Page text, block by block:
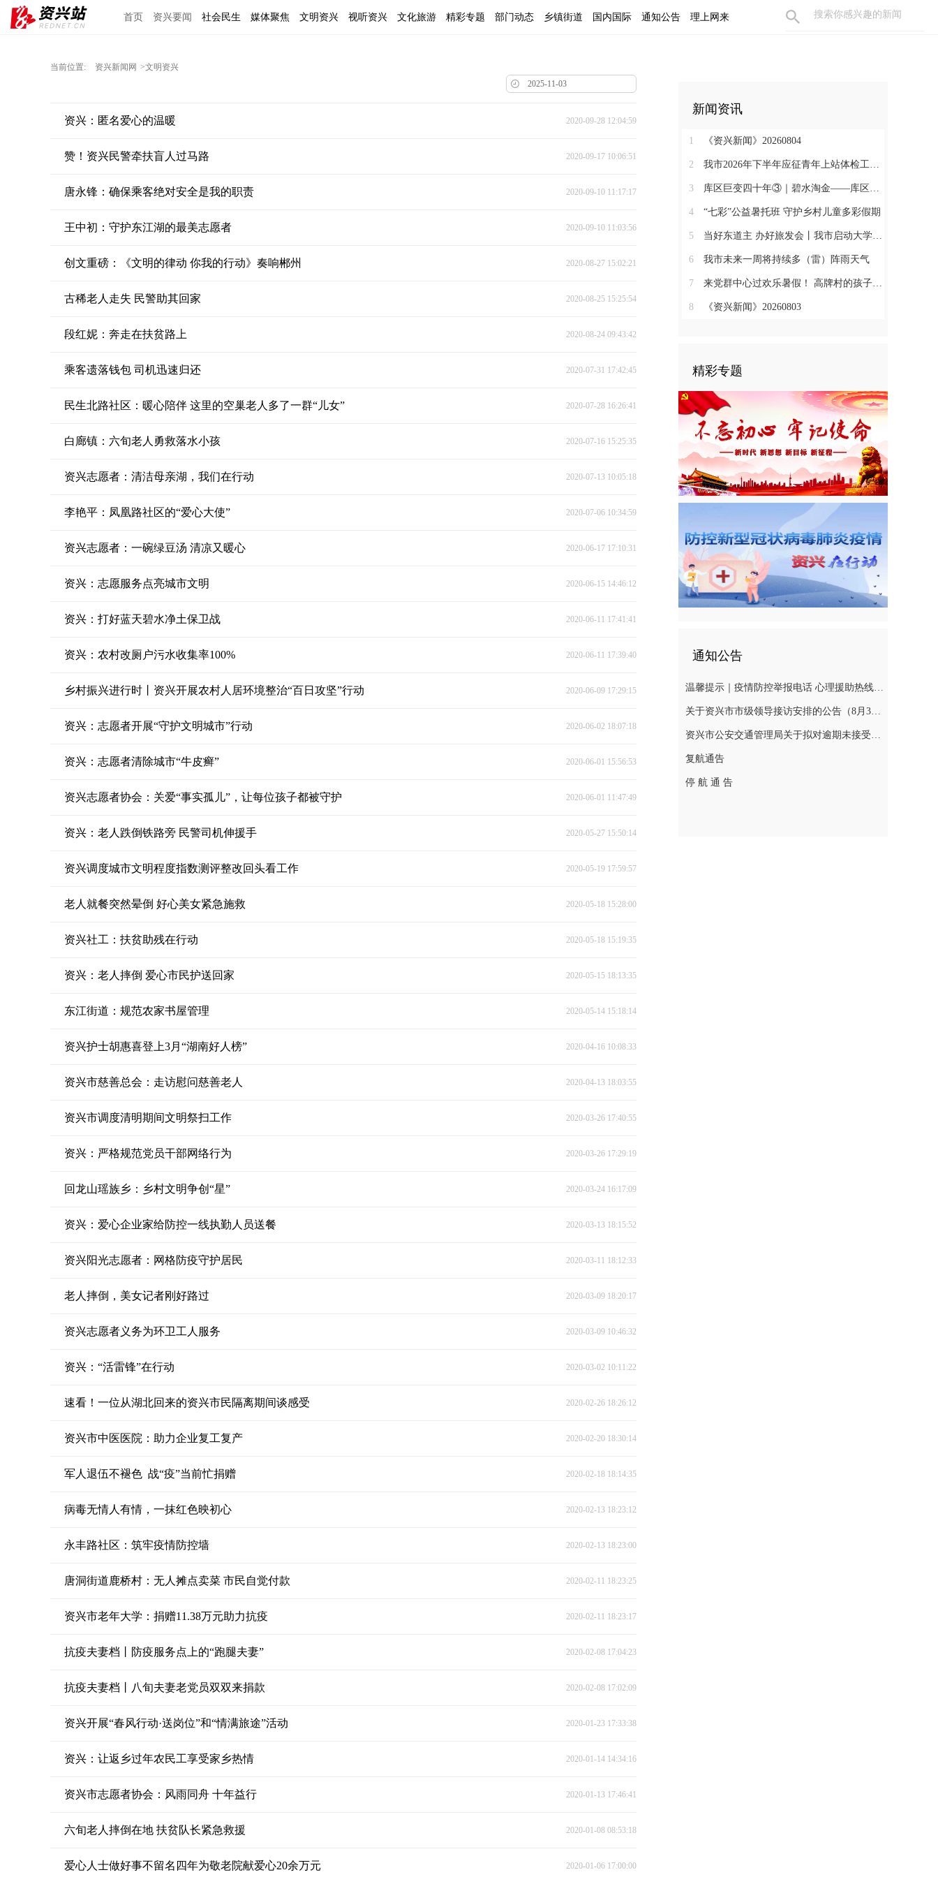
首页 资兴要闻 社会民生 媒体聚焦 文明资兴 视听资兴 文化旅游 精彩专题 部门动态 乡镇街道 国内国际 通知公告 理上网来
当前位置: 资兴新闻网 >文明资兴
资兴：匿名爱心的温暖 2020-09-28 12:04:59
赞！资兴民警牵扶盲人过马路 2020-09-17 10:06:51
唐永锋：确保乘客绝对安全是我的职责 2020-09-10 11:17:17
王中初：守护东江湖的最美志愿者 2020-09-10 11:03:56
创文重磅：《文明的律动 你我的行动》奏响郴州 2020-08-27 15:02:21
古稀老人走失 民警助其回家 2020-08-25 15:25:54
段红妮：奔走在扶贫路上 2020-08-24 09:43:42
乘客遗落钱包 司机迅速归还 2020-07-31 17:42:45
民生北路社区：暖心陪伴 这里的空巢老人多了一群“儿女” 2020-07-28 16:26:41
白廊镇：六旬老人勇救落水小孩 2020-07-16 15:25:35
资兴志愿者：清洁母亲湖，我们在行动 2020-07-13 10:05:18
李艳平：凤凰路社区的“爱心大使” 2020-07-06 10:34:59
资兴志愿者：一碗绿豆汤 清凉又暖心 2020-06-17 17:10:31
资兴：志愿服务点亮城市文明 2020-06-15 14:46:12
资兴：打好蓝天碧水净土保卫战 2020-06-11 17:41:41
资兴：农村改厕户污水收集率100% 2020-06-11 17:39:40
乡村振兴进行时丨资兴开展农村人居环境整治“百日攻坚”行动 2020-06-09 17:29:15
资兴：志愿者开展“守护文明城市”行动 2020-06-02 18:07:18
资兴：志愿者清除城市“牛皮癣” 2020-06-01 15:56:53
资兴志愿者协会：关爱“事实孤儿”，让每位孩子都被守护 2020-06-01 11:47:49
资兴：老人跌倒铁路旁 民警司机伸援手 2020-05-27 15:50:14
资兴调度城市文明程度指数测评整改回头看工作 2020-05-19 17:59:57
老人就餐突然晕倒 好心美女紧急施救 2020-05-18 15:28:00
资兴社工：扶贫助残在行动 2020-05-18 15:19:35
资兴：老人摔倒 爱心市民护送回家 2020-05-15 18:13:35
东江街道：规范农家书屋管理 2020-05-14 15:18:14
资兴护士胡惠喜登上3月“湖南好人榜” 2020-04-16 10:08:33
资兴市慈善总会：走访慰问慈善老人 2020-04-13 18:03:55
资兴市调度清明期间文明祭扫工作 2020-03-26 17:40:55
资兴：严格规范党员干部网络行为 2020-03-26 17:29:19
回龙山瑶族乡：乡村文明争创“星” 2020-03-24 16:17:09
资兴：爱心企业家给防控一线执勤人员送餐 2020-03-13 18:15:52
资兴阳光志愿者：网格防疫守护居民 2020-03-11 18:12:33
老人摔倒，美女记者刚好路过 2020-03-09 18:20:17
资兴志愿者义务为环卫工人服务 2020-03-09 10:46:32
资兴：“活雷锋”在行动 2020-03-02 10:11:22
速看！一位从湖北回来的资兴市民隔离期间谈感受 2020-02-26 18:26:12
资兴市中医医院：助力企业复工复产 2020-02-20 18:30:14
军人退伍不褪色 战“疫”当前忙捐赠 2020-02-18 18:14:35
病毒无情人有情，一抹红色映初心 2020-02-13 18:23:12
永丰路社区：筑牢疫情防控墙 2020-02-13 18:23:00
唐洞街道鹿桥村：无人摊点卖菜 市民自觉付款 2020-02-11 18:23:25
资兴市老年大学：捐赠11.38万元助力抗疫 2020-02-11 18:23:17
抗疫夫妻档丨防疫服务点上的“跑腿夫妻” 2020-02-08 17:04:23
抗疫夫妻档丨八旬夫妻老党员双双来捐款 2020-02-08 17:02:09
资兴开展“春风行动·送岗位”和“情满旅途”活动 2020-01-23 17:33:38
资兴：让返乡过年农民工享受家乡热情 2020-01-14 14:34:16
资兴市志愿者协会：风雨同舟 十年益行 2020-01-13 17:46:41
六旬老人摔倒在地 扶贫队长紧急救援 2020-01-08 08:53:18
爱心人士做好事不留名四年为敬老院献爱心20余万元 2020-01-06 17:00:00
新闻资讯
1 《资兴新闻》20260804
2 我市2026年下半年应征青年上站体检工作全面启动
3 库区巨变四十年③｜碧水淘金——库区产业的“富民之路”
4 “七彩”公益暑托班 守护乡村儿童多彩假期
5 当好东道主 办好旅发会丨我市启动大学生创意短视频大赛
6 我市未来一周将持续多（雷）阵雨天气
7 来党群中心过欢乐暑假！ 高牌村的孩子暑假有“趣”处
8 《资兴新闻》20260803
精彩专题
通知公告
温馨提示｜疫情防控举报电话 心理援助热线 慈善捐助热线 求助入口 辟谣入口
关于资兴市市级领导接访安排的公告（8月3日—8月7日）
资兴市公安交通管理局关于拟对逾期未接受处理的道路交通违法行为人作出行政处罚决定的公告(2026年第十三期 )
复航通告
停 航 通 告